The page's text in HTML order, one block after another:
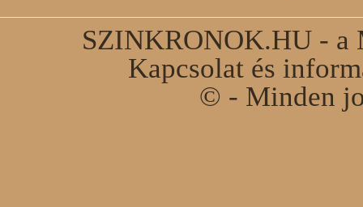
SZINKRONOK.HU - a
Kapcsolat és
© - Minden